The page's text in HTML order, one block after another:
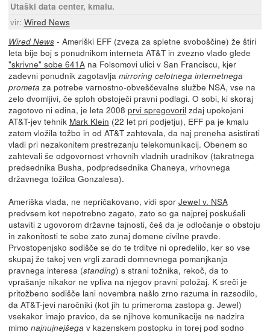
Utaški data center, kmalu.
vir: Wired News
Wired News- Ameriški EFF (zveza za spletne svoboščine) že štiri
leta bije boj s ponudnikom interneta AT&T in zvezno vlado glede
"skrivne" sobe 641Ana Folsomovi ulici v San Franciscu, kjer
zadevni ponudnik zagotavlja mirroring celotnega internetnega
prometa za potrebe varnostno-obveščevalne službe NSA, vse na
zelo dvomljivi, če sploh obstoječi pravni podlagi. O sobi, ki skoraj
zagotovo ni edina, je leta 2008 prvi spregovoril zdaj upokojeni
AT&T-jev tehnik Mark Klein (22 let pri podjetju), EFF pa je kmalu
zatem vložila tožbo in od AT&T zahtevala, da naj preneha asistirati
vladi pri nezakonitem prestrezanju telekomunikacij. Obenem so
zahtevali še odgovornost vrhovnih vladnih uradnikov (takratnega
predsednika Busha, podpredsednika Chaneya, vrhovnega
državnega tožilca Gonzalesa).
Ameriška vlada, ne nepričakovano, vidi spor Jewel v. NSA
predvsem kot nepotrebno zagato, zato so ga najprej poskušali
ustaviti z ugovorom državne tajnosti, češ da je odločanje o obstoju
in zakonitosti te sobe zato zunaj domene civilne pravde.
Prvostopenjsko sodišče se do te trditve ni opredelilo, ker so vse
skupaj že takoj ven vrgli zaradi domnevnega pomanjkanja
pravnega interesa (standing) s strani tožnika, rekoč, da to
vprašanje nikakor ne vpliva na njegov pravni položaj. K sreči je
pritožbeno sodišče lani novembra našlo zrno razuma in razsodilo,
da AT&T-jevi naročniki (kot jih tu primeroma zastopa g. Jewel)
vsekakor imajo pravico, da se njihove komunikacije ne nadzira
mimo najnujnejšega v kazenskem postopku in torej pod sodno